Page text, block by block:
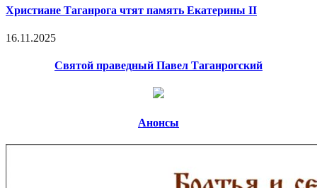
Христиане Таганрога чтят память Екатерины II
16.11.2025
Святой праведный Павел Таганрогский
Анонсы